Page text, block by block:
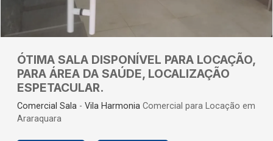
ÓTIMA SALA DISPONÍVEL PARA LOCAÇÃO,
PARA ÁREA DA SAÚDE, LOCALIZAÇÃO
ESPETACULAR.
Comercial Sala - Vila Harmonia Comercial para Locação em
Araraquara